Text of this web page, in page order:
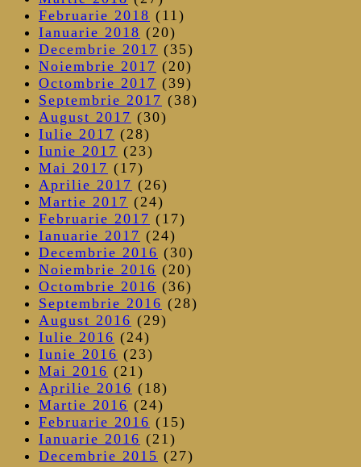
Februarie 2018 (11)
Ianuarie 2018 (20)
Decembrie 2017 (35)
Noiembrie 2017 (20)
Octombrie 2017 (39)
Septembrie 2017 (38)
August 2017 (30)
Iulie 2017 (28)
Iunie 2017 (23)
Mai 2017 (17)
Aprilie 2017 (26)
Martie 2017 (24)
Februarie 2017 (17)
Ianuarie 2017 (24)
Decembrie 2016 (30)
Noiembrie 2016 (20)
Octombrie 2016 (36)
Septembrie 2016 (28)
August 2016 (29)
Iulie 2016 (24)
Iunie 2016 (23)
Mai 2016 (21)
Aprilie 2016 (18)
Martie 2016 (24)
Februarie 2016 (15)
Ianuarie 2016 (21)
Decembrie 2015 (27)